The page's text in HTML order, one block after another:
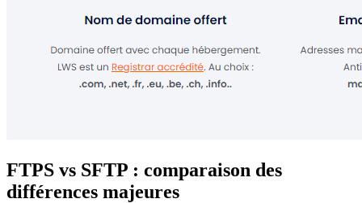
FTPS vs SFTP : comparaison des
différences majeures